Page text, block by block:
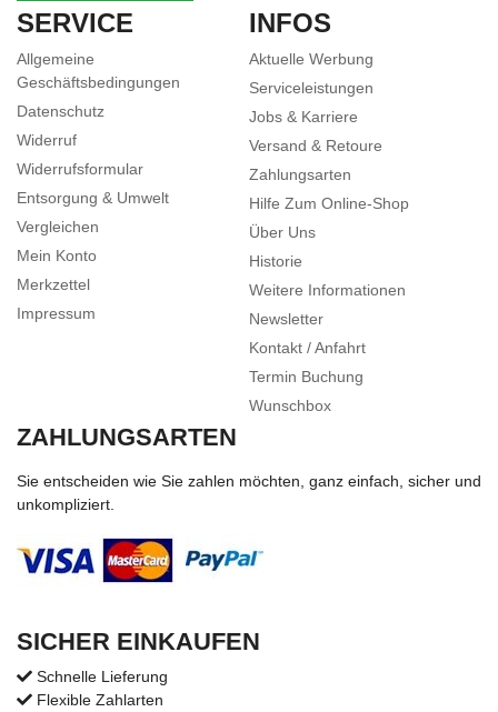
SERVICE
Allgemeine
Geschäftsbedingungen
Datenschutz
Widerruf
Widerrufsformular
Entsorgung & Umwelt
Vergleichen
Mein Konto
Merkzettel
Impressum
INFOS
Aktuelle Werbung
Serviceleistungen
Jobs & Karriere
Versand & Retoure
Zahlungsarten
Hilfe Zum Online-Shop
Über Uns
Historie
Weitere Informationen
Newsletter
Kontakt / Anfahrt
Termin Buchung
Wunschbox
ZAHLUNGSARTEN
Sie entscheiden wie Sie zahlen möchten, ganz einfach, sicher und
unkompliziert.
SICHER EINKAUFEN
Schnelle Lieferung
Flexible Zahlarten